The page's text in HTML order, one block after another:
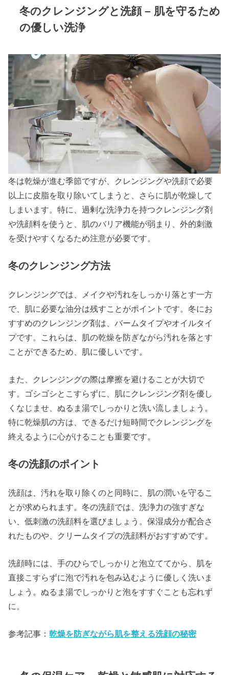
冬のクレンジングと洗顔 – 肌を守るため
の優しい洗浄
冬は乾燥が進む季節ですが、クレンジングや洗顔で必要
以上に皮脂を取り除いてしまうと、さらに肌が乾燥して
しまいます。特に、過剰な洗浄力を持つクレンジング剤
や洗顔料を使うと、肌のバリア機能が弱まり、外的刺激
を受けやすくなるため注意が必要です。
冬のクレンジング方法
クレンジングでは、メイクや汚れをしっかり落とす一方
で、肌に必要な油分は残すことがポイントです。冬にお
すすめのクレンジング剤は、バームタイプやオイルタイ
プです。これらは、肌の乾燥を防ぎながら汚れを落とす
ことができるため、肌に優しいです。
また、クレンジングの際は摩擦を避けることが大切で
す。ゴシゴシとこすらずに、肌にクレンジング剤を優し
くなじませ、ぬるま湯でしっかりと洗い流しましょう。
特に乾燥肌の方は、できるだけ短時間でクレンジングを
終えるように心がけることも重要です。
冬の洗顔のポイント
洗顔は、汚れを取り除くのと同時に、肌の潤いを守るこ
とが求められます。冬の洗顔では、洗浄力の強すぎな
い、低刺激の洗顔料を選びましょう。保湿成分が配合さ
れたものや、クリームタイプの洗顔料がおすすめです。
洗顔時には、手のひらでしっかりと泡立ててから、肌を
直接こすらずに泡で汚れを包み込むように優しく洗いま
しょう。ぬるま湯でしっかりと泡をすすぐことも忘れず
に。
参考記事：乾燥を防ぎながら肌を整える洗顔の秘密